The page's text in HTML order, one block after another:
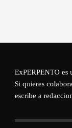
ExPERPENTO es
Si quieres
escribe a